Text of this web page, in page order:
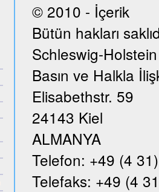
© 2010 - İçerik
Bütün hakları
Schleswig-
Basın ve Halkla
Elisabethstr. 59
24143 Kiel
ALMANYA
Telefon: +49 (4
Telefaks: +49 (4